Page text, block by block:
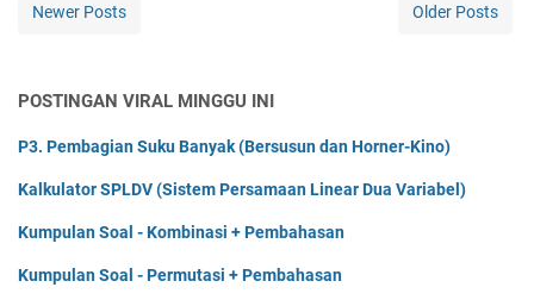
Newer Posts Older Posts
POSTINGAN VIRAL MINGGU INI
P3. Pembagian Suku Banyak (Bersusun dan Horner-Kino)
Kalkulator SPLDV (Sistem Persamaan Linear Dua Variabel)
Kumpulan Soal - Kombinasi + Pembahasan
Kumpulan Soal - Permutasi + Pembahasan